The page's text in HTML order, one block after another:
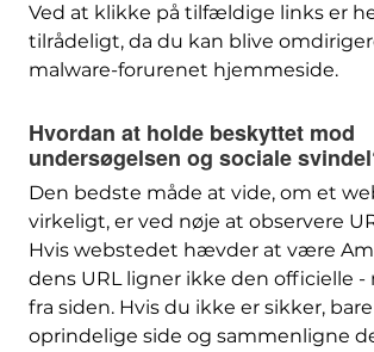
Ved at klikke på tilfældige links er
tilrådeligt, da du kan blive
malware-forurenet hjemmeside.
Hvordan at holde beskyttet mod
undersøgelsen og sociale
Den bedste måde at vide, om et
virkeligt, er ved nøje at observere
Hvis webstedet hævder at være
dens URL ligner ikke den officielle
fra siden. Hvis du ikke er sikker,
oprindelige side og sammenligne